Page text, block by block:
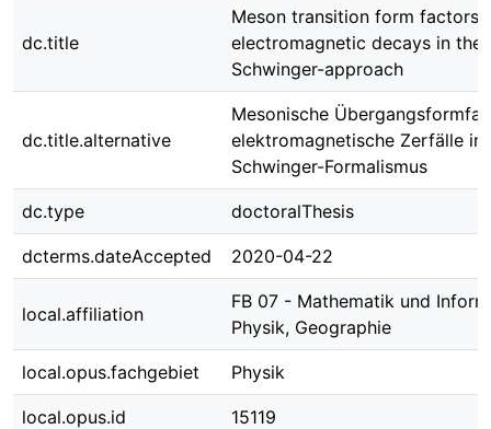
dc.title
Meson transition form factors
electromagnetic decays in the
Schwinger-approach
dc.title.alternative
Mesonische
elektromagnetische Zerfälle
Schwinger-Formalismus
dc.type doctoralThesis
dcterms.dateAccepted 2020-04-22
local.affiliation
FB 07 - Mathematik und
Physik, Geographie
local.opus.fachgebiet Physik
local.opus.id 15119